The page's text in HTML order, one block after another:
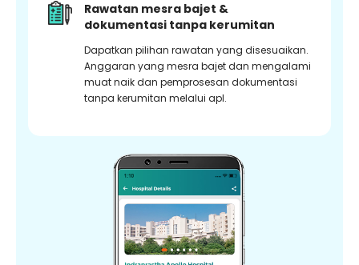
Rawatan mesra bajet &
dokumentasi tanpa kerumitan
Dapatkan pilihan rawatan yang disesuaikan.
Anggaran yang mesra bajet dan mengalami
muat naik dan pemprosesan dokumentasi
tanpa kerumitan melalui apl.